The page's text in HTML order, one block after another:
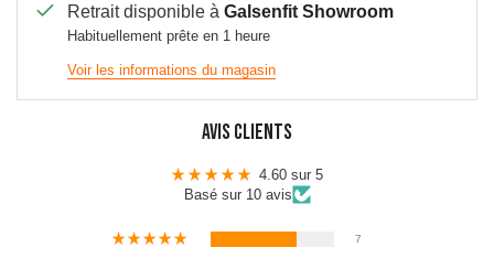
Retrait disponible à Galsenfit Showroom
Habituellement prête en 1 heure
Voir les informations du magasin
Avis Clients
4.60 sur 5
Basé sur 10 avis
7